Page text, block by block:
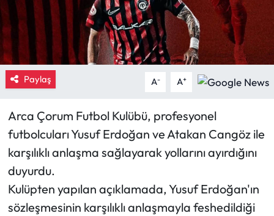
Paylaş A- A+
Arca Çorum Futbol Kulübü, profesyonel
futbolcuları Yusuf Erdoğan ve Atakan Cangöz ile
karşılıklı anlaşma sağlayarak yollarını ayırdığını
duyurdu.
Kulüpten yapılan açıklamada, Yusuf Erdoğan'ın
sözleşmesinin karşılıklı anlaşmayla feshedildiği
İskilip Haberleri
Kargı Haberleri
Kimdir?
Laçin Haberleri
Mecitözü Haberleri